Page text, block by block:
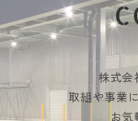
株式会
取組や事業
お気